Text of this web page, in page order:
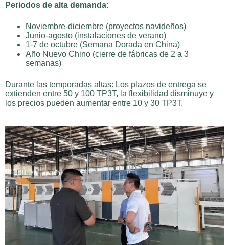
Periodos de alta demanda:
Noviembre-diciembre (proyectos navideños)
Junio-agosto (instalaciones de verano)
1-7 de octubre (Semana Dorada en China)
Año Nuevo Chino (cierre de fábricas de 2 a 3
semanas)
Durante las temporadas altas: Los plazos de entrega se
extienden entre 50 y 100 TP3T, la flexibilidad disminuye y
los precios pueden aumentar entre 10 y 30 TP3T.